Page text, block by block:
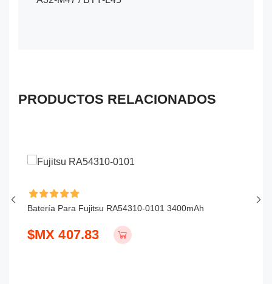
PRODUCTOS RELACIONADOS
Batería Para Fujitsu RA54310-0101 3400mAh
$MX 407.83